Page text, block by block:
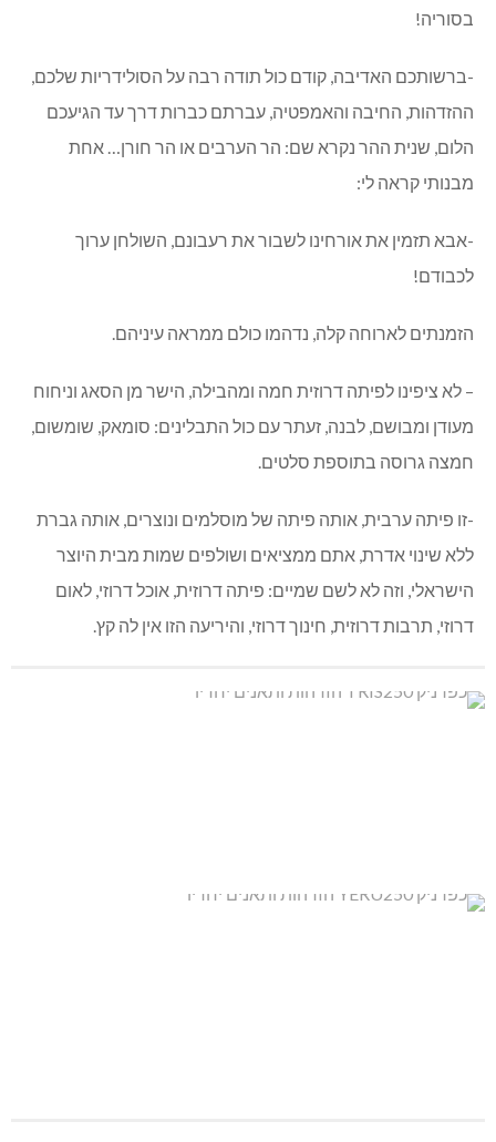
השוד, האונס, הביזה ושריפת הבתים בקרב אחיכם בהר הדרוזים
-ברשותכם האדיבה, קודם כול תודה רבה על הסולידריות שלכם,
ההזדהות, החיבה והאמפטיה, עברתם כברות דרך עד הגיעכם
הלום, שנית ההר נקרא שם: הר הערבים או הר חורן… אחת
-אבא תזמין את אורחינו לשבור את רעבונם, השולחן ערוך
– לא ציפינו לפיתה דרוזית חמה ומהבילה, הישר מן הסאג וניחוח
מעודן ומבושם, לבנה, זעתר עם כול התבלינים: סומאק, שומשום,
-זו פיתה ערבית, אותה פיתה של מוסלמים ונוצרים, אותה גברת
ללא שינוי אדרת, אתם ממציאים ושולפים שמות מבית היוצר
הישראלי, וזה לא לשם שמיים: פיתה דרוזית, אוכל דרוזי, לאום